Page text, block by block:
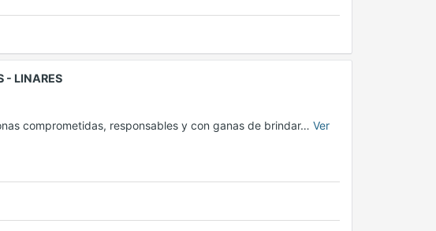
- LINARES
comprometidas, responsables y con ganas de brindar… Ver